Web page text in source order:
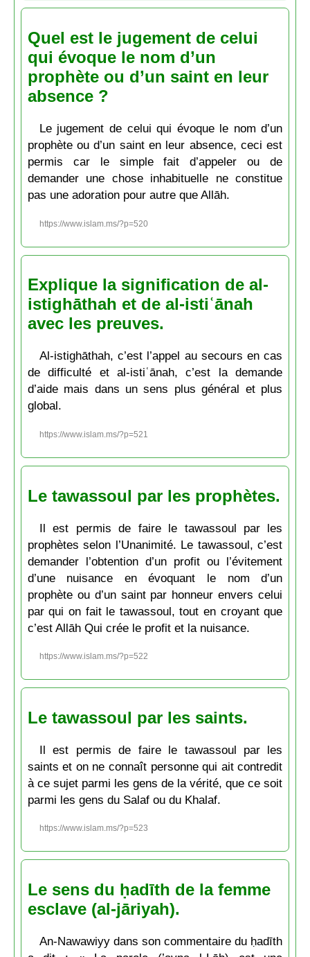
Quel est le jugement de celui
qui évoque le nom d’un
prophète ou d’un saint en leur
absence ?
Le jugement de celui qui évoque le nom d’un
prophète ou d’un saint en leur absence, ceci est
permis car le simple fait d’appeler ou de
demander une chose inhabituelle ne constitue
pas une adoration pour autre que Allāh.
https://www.islam.ms/?p=520
Explique la signification de al-
istighāthah et de al-istiʿānah
avec les preuves.
Al-istighāthah, c’est l’appel au secours en cas
de difficulté et al-istiʿānah, c’est la demande
d’aide mais dans un sens plus général et plus
global.
https://www.islam.ms/?p=521
Le tawassoul par les prophètes.
Il est permis de faire le tawassoul par les
prophètes selon l’Unanimité. Le tawassoul, c’est
demander l’obtention d’un profit ou l’évitement
d’une nuisance en évoquant le nom d’un
prophète ou d’un saint par honneur envers celui
par qui on fait le tawassoul, tout en croyant que
c’est Allāh Qui crée le profit et la nuisance.
https://www.islam.ms/?p=522
Le tawassoul par les saints.
Il est permis de faire le tawassoul par les
saints et on ne connaît personne qui ait contredit
à ce sujet parmi les gens de la vérité, que ce soit
parmi les gens du Salaf ou du Khalaf.
https://www.islam.ms/?p=523
Le sens du ḥadīth de la femme
esclave (al-jāriyah).
An-Nawawiyy dans son commentaire du ḥadīth